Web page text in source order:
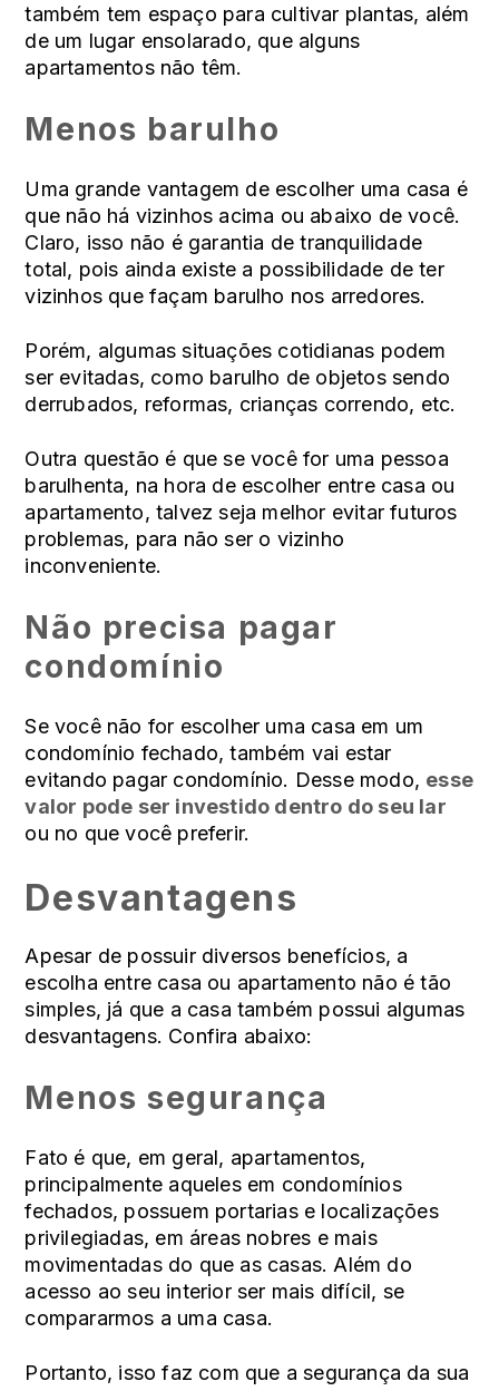
também tem espaço para cultivar plantas, além
de um lugar ensolarado, que alguns
apartamentos não têm.
Menos barulho
Uma grande vantagem de escolher uma casa é
que não há vizinhos acima ou abaixo de você.
Claro, isso não é garantia de tranquilidade
total, pois ainda existe a possibilidade de ter
vizinhos que façam barulho nos arredores.
Porém, algumas situações cotidianas podem
ser evitadas, como barulho de objetos sendo
derrubados, reformas, crianças correndo, etc.
Outra questão é que se você for uma pessoa
barulhenta, na hora de escolher entre casa ou
apartamento, talvez seja melhor evitar futuros
problemas, para não ser o vizinho
inconveniente.
Não precisa pagar
condomínio
Se você não for escolher uma casa em um
condomínio fechado, também vai estar
evitando pagar condomínio. Desse modo, esse
valor pode ser investido dentro do seu lar
ou no que você preferir.
Desvantagens
Apesar de possuir diversos benefícios, a
escolha entre casa ou apartamento não é tão
simples, já que a casa também possui algumas
desvantagens. Confira abaixo:
Menos segurança
Fato é que, em geral, apartamentos,
principalmente aqueles em condomínios
fechados, possuem portarias e localizações
privilegiadas, em áreas nobres e mais
movimentadas do que as casas. Além do
acesso ao seu interior ser mais difícil, se
compararmos a uma casa.
Portanto, isso faz com que a segurança da sua